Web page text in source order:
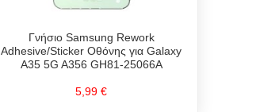
Γνήσιο Samsung Rework
Adhesive/Sticker Οθόνης για Galaxy
A35 5G A356 GH81-25066A
5,99 €